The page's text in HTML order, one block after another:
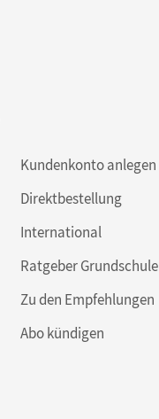
Kundenkonto anlegen
Direktbestellung
International
Ratgeber Grundschule
Zu den Empfehlungen
Abo kündigen